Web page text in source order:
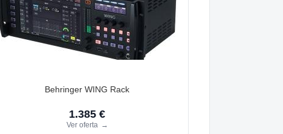
Behringer WING Rack
1.385 €
Ver oferta →